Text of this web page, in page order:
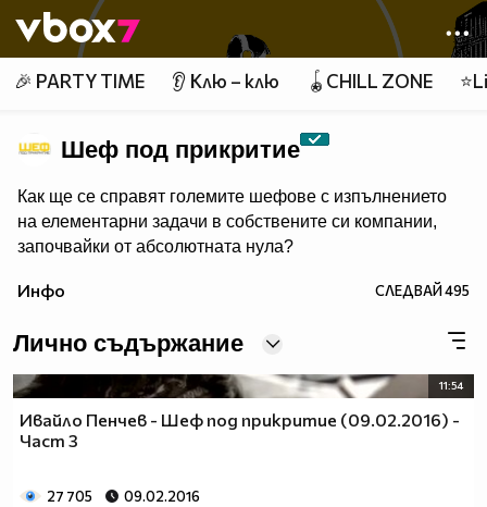
👾
🎉 PARTY TIME 👂 Клю – клю 🪀CHILL ZONE
Шеф под прикритие
Как ще се справят големите шефове с изпълнението
на елементарни задачи в собствените си компании,
започвайки от абсолютната нула?
Инфо СЛЕДВАЙ495
Лично съдържание
11:54
Ивайло Пенчев - Шеф под прикритие (09.02.2016) -
Част 3
27 705 09.02.2016